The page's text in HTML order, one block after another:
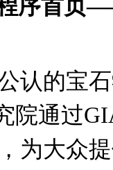
序首页
的宝石
院通过
为大众